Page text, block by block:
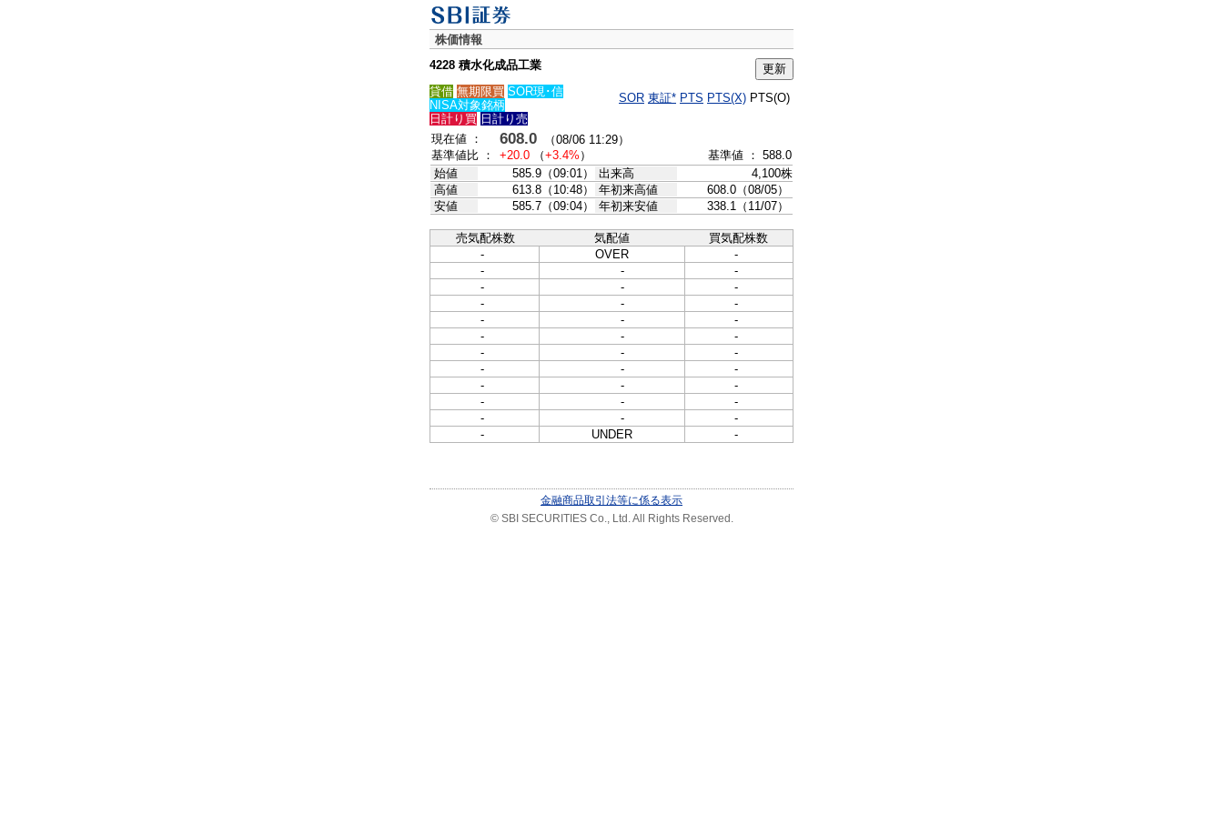
株価情報
4228 積水化成品工業
貸借 無期限買 SOR現･信
NISA対象銘柄
SOR 東証* PTS PTS(X) PTS(O)
日計り買 日計り売
現在値 ：
608.0 （08/06 11:29）
基準値比 ：
+20.0 （+3.4% ）
基準値 ： 588.0
始値
585.9（09:01） 出来高
4,100株
高値
613.8（10:48） 年初来高値
608.0（08/05）
安値
585.7（09:04） 年初来安値 338.1（11/07）
売気配株数 気配値
買気配株数
-
OVER
-
-
-
-
-
-
-
-
-
-
-
-
-
-
-
-
-
-
-
-
-
-
-
-
-
-
-
-
-
-
-
-
UNDER -
金融商品取引法等に係る表示
© SBI SECURITIES Co., Ltd. All Rights Reserved.